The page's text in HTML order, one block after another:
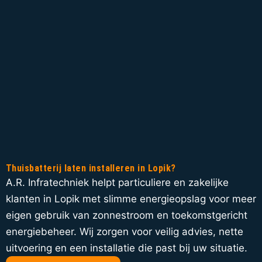
Thuisbatterij laten installeren in Lopik?
A.R. Infratechniek helpt particuliere en zakelijke
klanten in Lopik met slimme energieopslag voor meer
eigen gebruik van zonnestroom en toekomstgericht
energiebeheer. Wij zorgen voor veilig advies, nette
uitvoering en een installatie die past bij uw situatie.